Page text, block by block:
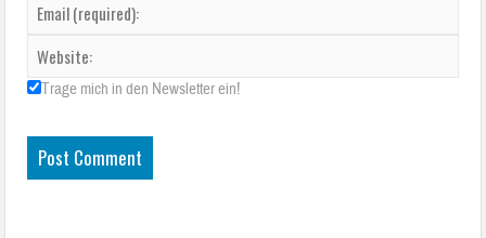
Trage mich in den Newsletter ein!